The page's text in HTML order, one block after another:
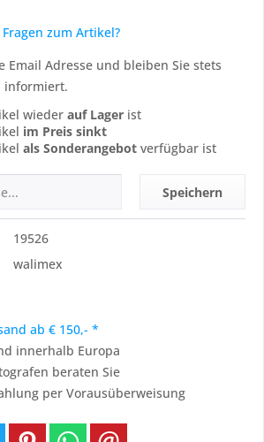
Fragen zum Artikel?
Email Adresse und bleiben Sie stets
informiert.
wieder auf Lager ist
im Preis sinkt
als Sonderangebot verfügbar ist
Speichern
19526
walimex
ab € 150,- *
innerhalb Europa
beraten Sie
per Vorausüberweisung